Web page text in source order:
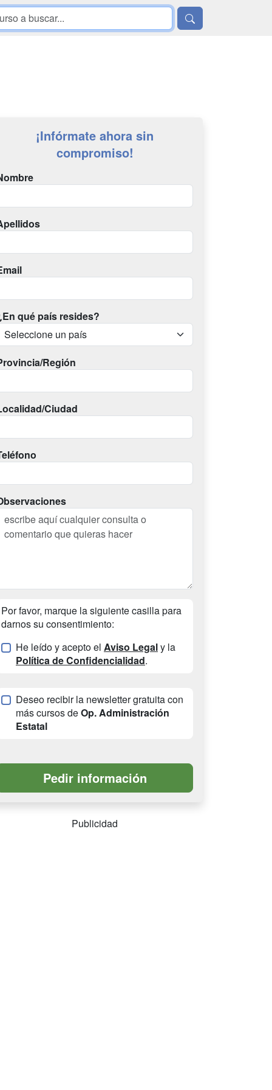
¡Infórmate ahora sin
compromiso!
qué país resides?
Región
Ciudad
Por favor, marque la siguiente casilla para
darnos su consentimiento:
He leído y acepto el Aviso Legaly la
Política de Confidencialidad.
Deseo recibir la newsletter gratuita con
más cursos deOp. Administración
Estatal
Publicidad